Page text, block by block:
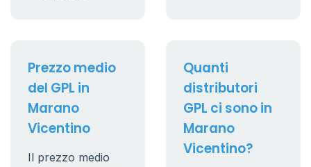
Prezzo medio
del GPL in
Marano
Vicentino
Il prezzo medio
Quanti
distributori
GPL ci sono in
Marano
Vicentino?